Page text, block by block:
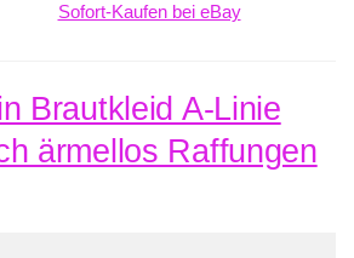
Sofort-Kaufen bei eBay
Brautkleid A-Linie
ärmellos Raffungen